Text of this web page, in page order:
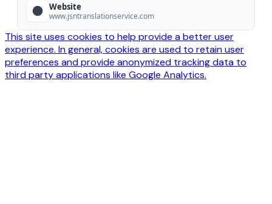
Website
www.jsntranslationservice.com
This site uses cookies to help provide a better user
experience. In general, cookies are used to retain user
preferences and provide anonymized tracking data to
third party applications like Google Analytics.